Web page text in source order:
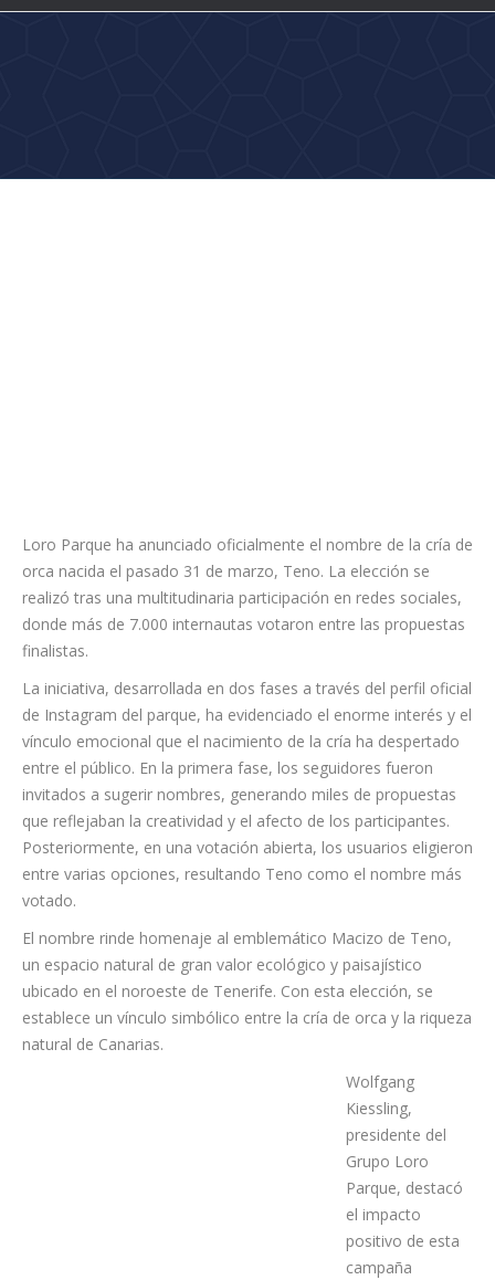
Morgan en Loro Parque
Loro Parque ha anunciado oficialmente el nombre de la cría de
orca nacida el pasado 31 de marzo, Teno. La elección se
realizó tras una multitudinaria participación en redes sociales,
donde más de 7.000 internautas votaron entre las propuestas
finalistas.
La iniciativa, desarrollada en dos fases a través del perfil oficial
de Instagram del parque, ha evidenciado el enorme interés y el
vínculo emocional que el nacimiento de la cría ha despertado
entre el público. En la primera fase, los seguidores fueron
invitados a sugerir nombres, generando miles de propuestas
que reflejaban la creatividad y el afecto de los participantes.
Posteriormente, en una votación abierta, los usuarios eligieron
entre varias opciones, resultando Teno como el nombre más
El nombre rinde homenaje al emblemático Macizo de Teno,
un espacio natural de gran valor ecológico y paisajístico
ubicado en el noroeste de Tenerife. Con esta elección, se
establece un vínculo simbólico entre la cría de orca y la riqueza
Wolfgang
Kiessling,
presidente del
Grupo Loro
Parque, destacó
el impacto